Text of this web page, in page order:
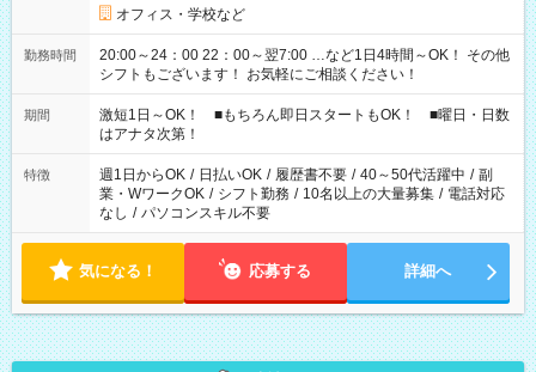
オフィス・学校など
勤務時間
20:00～24：00 22：00～翌7:00 …など1日4時間～OK！ その他
シフトもございます！ お気軽にご相談ください！
期間
激短1日～OK！ ■もちろん即日スタートもOK！ ■曜日・日数
はアナタ次第！
特徴 週1日からOK / 日払いOK / 履歴書不要 / 40～50代活躍中 / 副
業・WワークOK / シフト勤務 / 10名以上の大量募集 / 電話対応
なし / パソコンスキル不要
気になる！ 応募する 詳細へ